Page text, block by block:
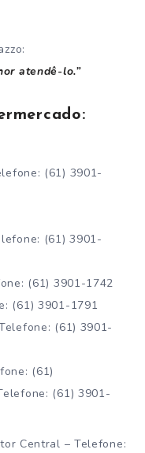
atendê-lo.”
(61) 3901-
(61) 3901-
(61) 3901-1742
(61) 3901-1791
(61) 3901-
(61)
(61) 3901-
Central – Telefone: